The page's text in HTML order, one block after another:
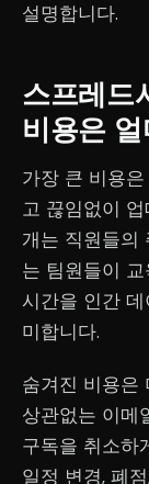
설명합니다.
스프레드
비용은
가장 큰 비용
고 끊임없이
개는 직원들의
는 팀원들이
시간을 인간
미합니다.
숨겨진 비용은
상관없는 이메
구독을 취소하
일정 변경, 폐